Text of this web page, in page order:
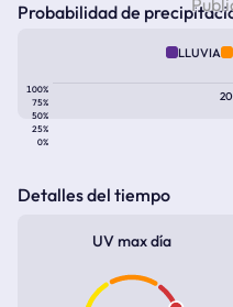
Probabilidad de
LLUVIA
100%
75%
50%
25%
0%
Detalles del tiempo
UV max día